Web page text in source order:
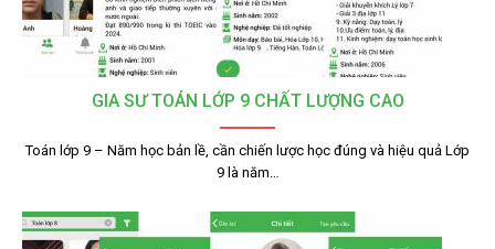
GIA SƯ TOÁN LỚP 9 CHẤT LƯỢNG CAO
Toán lớp 9 – Năm học bản lề, cần chiến lược học đúng và hiệu quả Lớp
9 là năm…